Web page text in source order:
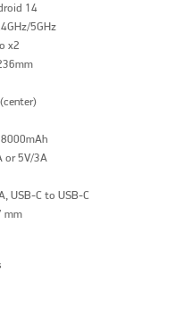
14
5GHz
x2
8000mAh
or 5V/3A
USB-C to USB-C
mm